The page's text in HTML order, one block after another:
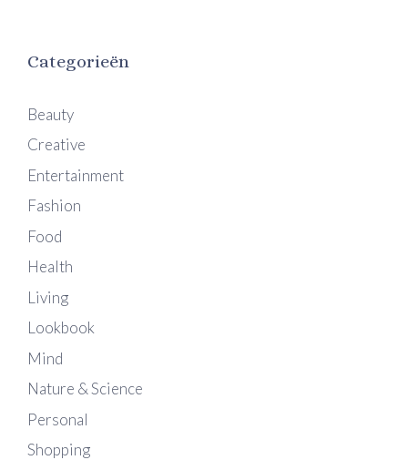
Categorieën
Beauty
Creative
Entertainment
Fashion
Food
Health
Living
Lookbook
Mind
Nature & Science
Personal
Shopping